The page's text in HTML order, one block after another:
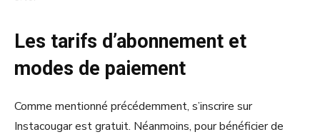
Les tarifs d’abonnement et
modes de paiement
Comme mentionné précédemment, s’inscrire sur
Instacougar est gratuit. Néanmoins, pour bénéficier de